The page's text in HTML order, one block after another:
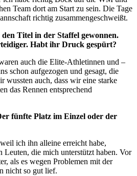
Team dort am Start zu sein. Die Tage
richtig zusammengeschweißt.
Titel in der Staffel gewonnen.
Habt ihr Druck gespürt?
auch die Elite-Athletinnen und –
schon aufgezogen und gesagt, die
wussten auch, dass wir eine starke
das Rennen entsprechend
fünfte Platz im Einzel oder der
ich ihn alleine erreicht habe,
Leuten, die mich unterstützt haben. Vor
als es wegen Problemen mit der
nicht so gut lief.